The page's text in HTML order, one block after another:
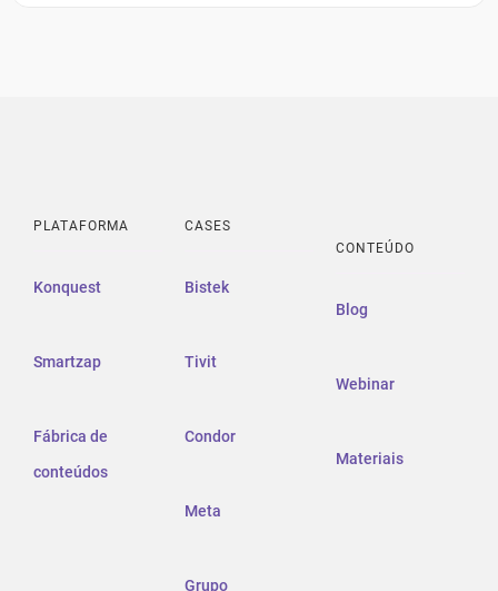
PLATAFORMA
Konquest
Smartzap
Fábrica de
conteúdos
CASES
Bistek
Tivit
Condor
Meta
Grupo
CONTEÚDO
Blog
Webinar
Materiais